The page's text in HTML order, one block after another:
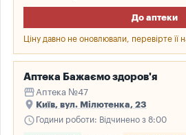
До аптеки
Ціну давно не оновлювали, перевірте її
Аптека Бажаємо здоров'я
storefront Аптека №47
place Київ, вул. Мілютенка, 23
schedule Години роботи: Відчинено з 8:00